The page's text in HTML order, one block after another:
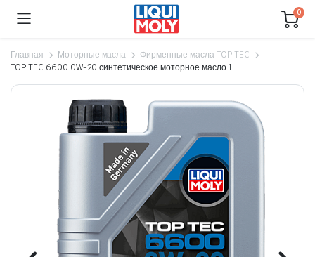
0
Главная Моторные масла
Фирменные масла TOP TEC
TOP TEC 6600 0W-20 синтетическое моторное масло 1L